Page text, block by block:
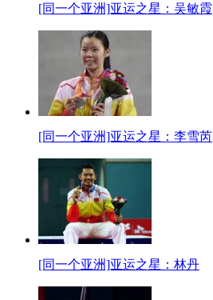
[同一个亚洲]亚运之星：吴敏霞
[同一个亚洲]亚运之星：李雪芮
[同一个亚洲]亚运之星：林丹